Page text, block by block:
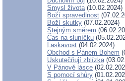
Smysl života(10.02.2024)
Boží spravedlnost
Boží skutky (07.02.2024)
Stejným směrem
Čas na sluníčku
Laskavost (04.02.2024)
Obchod s Pánem Bohem
Uskutečňují zblízka
V Pánově lásce
S pomocí shůry